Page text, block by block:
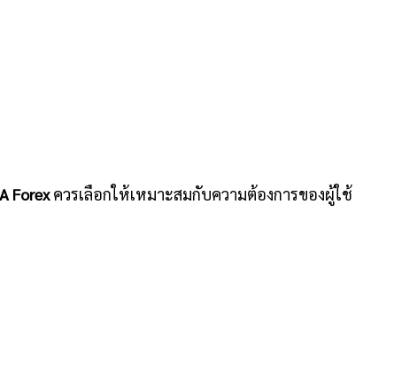
Forexควรเลือกให้เหมาะสมกับความต้องการของผู้ใช้